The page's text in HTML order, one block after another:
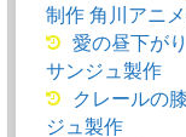
制作 角川アニ
愛の昼下が
サンジュ製作
クレールの
ジュ製作